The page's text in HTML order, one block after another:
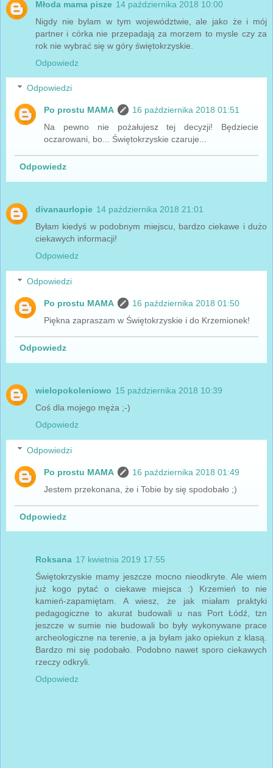
Młoda mama pisze 14 października 2018 10:00
Nigdy nie bylam w tym województwie, ale jako że i mój
partner i córka nie przepadają za morzem to mysle czy za
rok nie wybrać się w góry świętokrzyskie.
Odpowiedz
Odpowiedzi
Po prostu MAMA
16 października 2018 01:51
Na pewno nie pożałujesz tej decyzji! Będziecie
oczarowani, bo... Świętokrzyskie czaruje...
Odpowiedz
divanaurlopie 14 października 2018 21:01
Byłam kiedyś w podobnym miejscu, bardzo ciekawe i dużo
ciekawych informacji!
Odpowiedz
Odpowiedzi
Po prostu MAMA
16 października 2018 01:50
Piękna zapraszam w Świętokrzyskie i do Krzemionek!
Odpowiedz
wielopokoleniowo 15 października 2018 10:39
Coś dla mojego męża ;-)
Odpowiedz
Odpowiedzi
Po prostu MAMA
16 października 2018 01:49
Jestem przekonana, że i Tobie by się spodobało ;)
Odpowiedz
Roksana 17 kwietnia 2019 17:55
Świętokrzyskie mamy jeszcze mocno nieodkryte. Ale wiem
już kogo pytać o ciekawe miejsca :) Krzemień to nie
kamień-zapamiętam. A wiesz, że jak miałam praktyki
pedagogiczne to akurat budowali u nas Port Łódź, tzn
jeszcze w sumie nie budowali bo były wykonywane prace
archeologiczne na terenie, a ja byłam jako opiekun z klasą.
Bardzo mi się podobało. Podobno nawet sporo ciekawych
rzeczy odkryli.
Odpowiedz